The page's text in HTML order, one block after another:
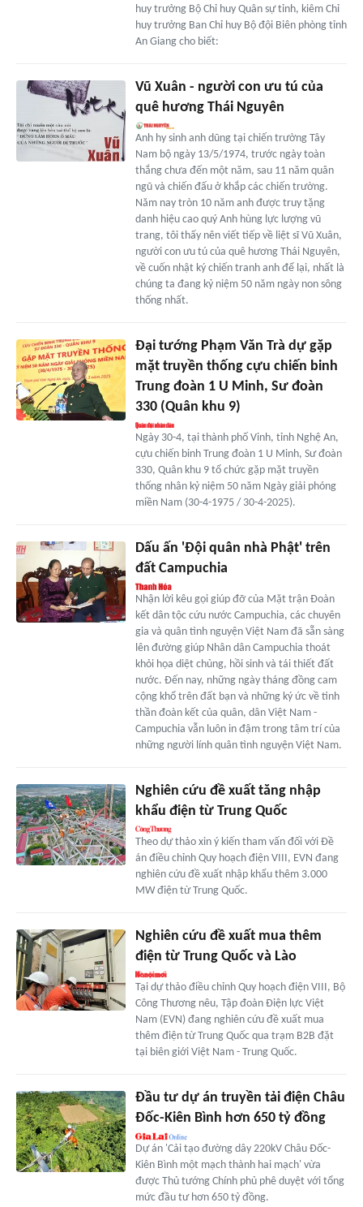
huy trưởng Bộ Chỉ huy Quân sự tỉnh, kiêm Chỉ
huy trưởng Ban Chỉ huy Bộ đội Biên phòng tỉnh
An Giang cho biết:
Vũ Xuân - người con ưu tú của
quê hương Thái Nguyên
Anh hy sinh anh dũng tại chiến trường Tây
Nam bộ ngày 13/5/1974, trước ngày toàn
thắng chưa đến một năm, sau 11 năm quân
ngũ và chiến đấu ở khắp các chiến trường.
Năm nay tròn 10 năm anh được truy tặng
danh hiệu cao quý Anh hùng lực lượng vũ
trang, tôi thấy nên viết tiếp về liệt sĩ Vũ Xuân,
người con ưu tú của quê hương Thái Nguyên,
về cuốn nhật ký chiến tranh anh để lại, nhất là
chúng ta đang kỷ niệm 50 năm ngày non sông
thống nhất.
Đại tướng Phạm Văn Trà dự gặp
mặt truyền thống cựu chiến binh
Trung đoàn 1 U Minh, Sư đoàn
330 (Quân khu 9)
Ngày 30-4, tại thành phố Vinh, tỉnh Nghệ An,
cựu chiến binh Trung đoàn 1 U Minh, Sư đoàn
330, Quân khu 9 tổ chức gặp mặt truyền
thống nhân kỷ niệm 50 năm Ngày giải phóng
miền Nam (30-4-1975 / 30-4-2025).
Dấu ấn 'Đội quân nhà Phật' trên
đất Campuchia
Nhận lời kêu gọi giúp đỡ của Mặt trận Đoàn
kết dân tộc cứu nước Campuchia, các chuyên
gia và quân tình nguyện Việt Nam đã sẵn sàng
lên đường giúp Nhân dân Campuchia thoát
khỏi họa diệt chủng, hồi sinh và tái thiết đất
nước. Đến nay, những ngày tháng đồng cam
cộng khổ trên đất bạn và những ký ức về tinh
thần đoàn kết của quân, dân Việt Nam -
Campuchia vẫn luôn in đậm trong tâm trí của
những người lính quân tình nguyện Việt Nam.
Nghiên cứu đề xuất tăng nhập
khẩu điện từ Trung Quốc
Theo dự thảo xin ý kiến tham vấn đối với Đề
án điều chỉnh Quy hoạch điện VIII, EVN đang
nghiên cứu đề xuất nhập khẩu thêm 3.000
MW điện từ Trung Quốc.
Nghiên cứu đề xuất mua thêm
điện từ Trung Quốc và Lào
Tại dự thảo điều chỉnh Quy hoạch điện VIII, Bộ
Công Thương nêu, Tập đoàn Điện lực Việt
Nam (EVN) đang nghiên cứu đề xuất mua
thêm điện từ Trung Quốc qua trạm B2B đặt
tại biên giới Việt Nam - Trung Quốc.
Đầu tư dự án truyền tải điện Châu
Đốc-Kiên Bình hơn 650 tỷ đồng
Dự án 'Cải tạo đường dây 220kV Châu Đốc-
Kiên Bình một mạch thành hai mạch' vừa
được Thủ tướng Chính phủ phê duyệt với tổng
mức đầu tư hơn 650 tỷ đồng.